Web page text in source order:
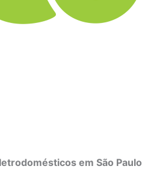
em São Paulo